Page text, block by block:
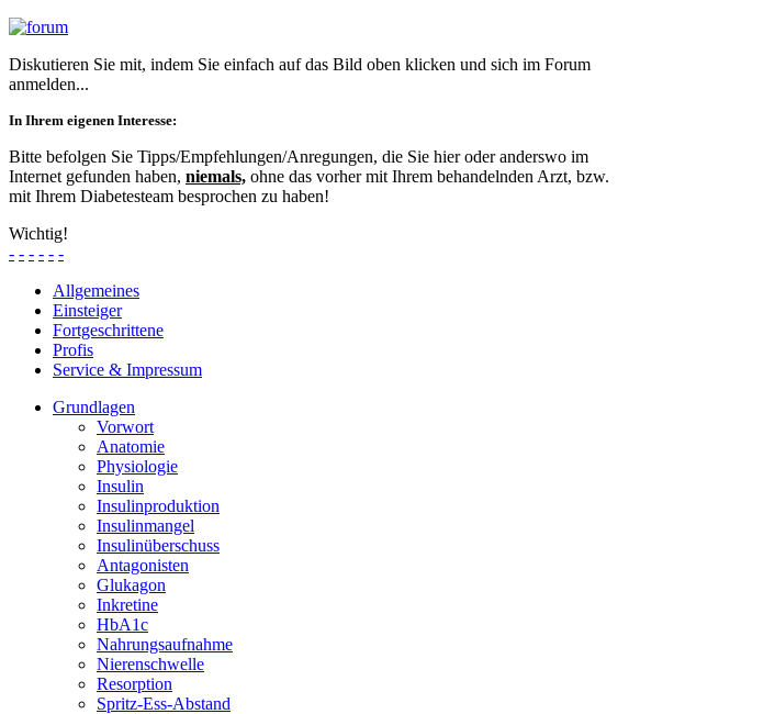
Diskutieren Sie mit, indem Sie einfach auf das Bild oben klicken und sich im Forum
anmelden...
In Ihrem eigenen Interesse:
Bitte befolgen Sie Tipps/Empfehlungen/Anregungen, die Sie hier oder anderswo im
Internet gefunden haben, niemals, ohne das vorher mit Ihrem behandelnden Arzt, bzw.
mit Ihrem Diabetesteam besprochen zu haben!
Wichtig!
- - - - - -
Allgemeines
Einsteiger
Fortgeschrittene
Profis
Service & Impressum
Grundlagen
Vorwort
Anatomie
Physiologie
Insulin
Insulinproduktion
Insulinmangel
Insulinüberschuss
Antagonisten
Glukagon
Inkretine
HbA1c
Nahrungsaufnahme
Nierenschwelle
Resorption
Spritz-Ess-Abstand